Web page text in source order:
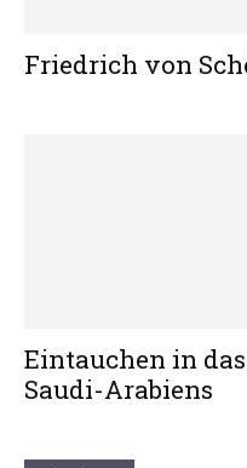
Friedrich von
Eintauchen in
Saudi-Arabiens